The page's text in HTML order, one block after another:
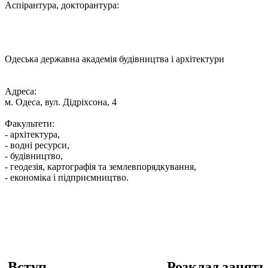
Аспірантура, докторантура:
Одеська державна академія будівництва і архітектури
Адреса:
м. Одеса, вул. Дідріхсона, 4
Факультети:
- архітектура,
- водні ресурси,
- будівництво,
- геодезія, картографія та землевпорядкування,
- економіка і підприємництво.